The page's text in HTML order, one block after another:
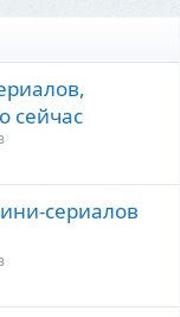
сейчас
сериалов